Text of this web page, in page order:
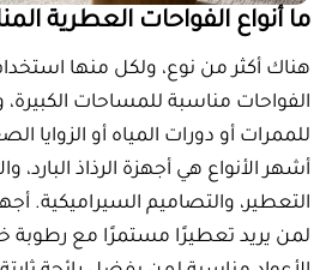
التعطير، والتصاميم السيراميكية.
الأعواد مناسبة لمن يفضل رائحة
أبرز الخيارات المتاحة:
1. أجهزة الرذاذ البارد
مناسبة للغرف والصالات.
تعمل بهدوء.